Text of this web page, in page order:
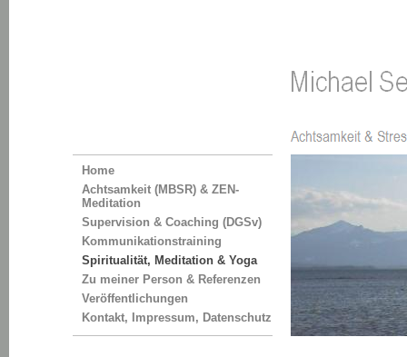
Home
Achtsamkeit (MBSR) & ZEN-
Meditation
Supervision & Coaching (DGSv)
Kommunikationstraining
Spiritualität, Meditation & Yoga
Zu meiner Person & Referenzen
Veröffentlichungen
Kontakt, Impressum, Datenschutz